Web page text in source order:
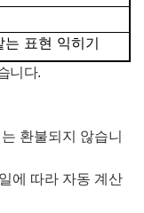
는 표현 익히기
니다.
환불되지 않습니
에 따라 자동 계산